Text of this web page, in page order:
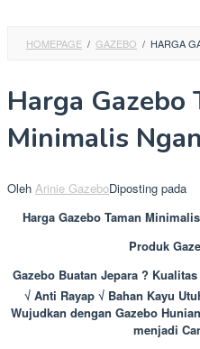
HOMEPAGE / GAZEBO / HARGA
Harga Gazebo
Minimalis
Oleh Arinie GazeboDiposting pada
Harga Gazebo Taman
Produk
Gazebo Buatan Jepara ?
√ Anti Rayap √ Bahan Kayu
Wujudkan dengan Gazebo
menjadi